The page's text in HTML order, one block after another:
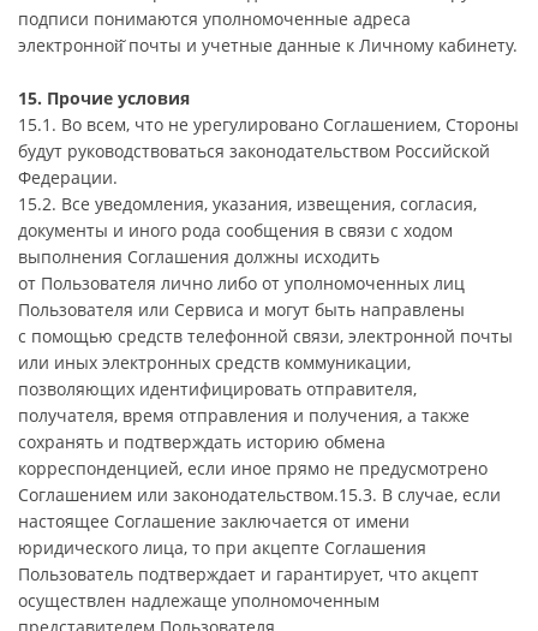
подписи понимаются уполномоченные адреса
электронной̆ почты и учетные данные к Личному кабинету.
15. Прочие условия
15.1. Во всем, что не урегулировано Соглашением, Стороны
будут руководствоваться законодательством Российской
Федерации.
15.2. Все уведомления, указания, извещения, согласия,
документы и иного рода сообщения в связи с ходом
выполнения Соглашения должны исходить
от Пользователя лично либо от уполномоченных лиц
Пользователя или Сервиса и могут быть направлены
с помощью средств телефонной связи, электронной почты
или иных электронных средств коммуникации,
позволяющих идентифицировать отправителя,
получателя, время отправления и получения, а также
сохранять и подтверждать историю обмена
корреспонденцией, если иное прямо не предусмотрено
Соглашением или законодательством.15.3. В случае, если
настоящее Соглашение заключается от имени
юридического лица, то при акцепте Соглашения
Пользователь подтверждает и гарантирует, что акцепт
осуществлен надлежаще уполномоченным